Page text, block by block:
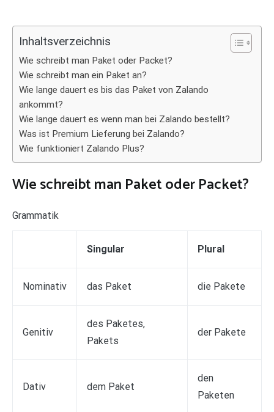
Inhaltsverzeichnis
Wie schreibt man Paket oder Packet?
Wie schreibt man ein Paket an?
Wie lange dauert es bis das Paket von Zalando
ankommt?
Wie lange dauert es wenn man bei Zalando bestellt?
Was ist Premium Lieferung bei Zalando?
Wie funktioniert Zalando Plus?
Wie schreibt man Paket oder Packet?
Grammatik
Singular Plural
Nominativ das Paket die Pakete
Genitiv
des Paketes,
Pakets
der Pakete
Dativ dem Paket
den
Paketen